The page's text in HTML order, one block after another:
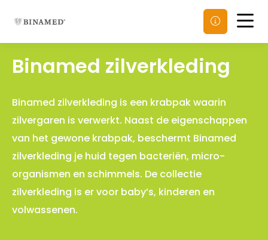
Binamed zilverkleding
Binamed zilverkleding is een krabpak waarin
zilvergaren is verwerkt. Naast de eigenschappen
van het gewone krabpak, beschermt Binamed
zilverkleding je huid tegen bacteriën, micro-
organismen en schimmels. De collectie
zilverkleding is er voor baby’s, kinderen en
volwassenen.